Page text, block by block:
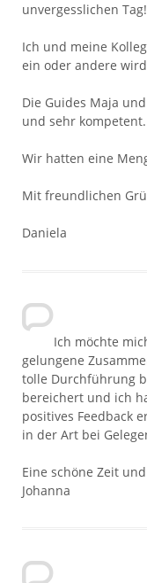
unvergesslichen Tag!
Ich und meine
ein oder andere
Die Guides Maja
und sehr kompetent.
Wir hatten eine
Mit freundlichen
Daniela
Ich möchte
gelungene
tolle Durchführung
bereichert und ich
positives Feedback
in der Art bei
Eine schöne Zeit
Johanna